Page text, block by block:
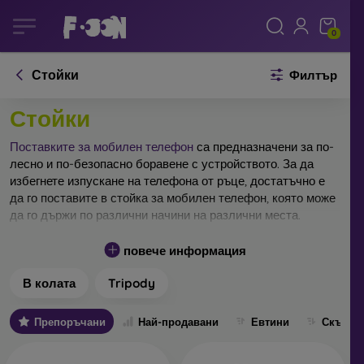
0
Стойки Филтър
Стойки
Поставките за мобилен телефон са предназначени за по-
лесно и по-безопасно боравене с устройството. За да
избегнете изпускане на телефона от ръце, достатъчно е
да го поставите в стойка за мобилен телефон, която може
да го държи по различни начини на различни места.
Поставките за мобилен телефон обикновено са
универсални. Благодарение на регулируемите захвати
можете да ги нагласите според конкретния модел на
стойки за мобилен телефон – конкретно поставки за
мобилен телефон за автомобил, за велосипед или
повече информация
В колата Tripody
Препоръчани Най-продавани Евтини Скъпи